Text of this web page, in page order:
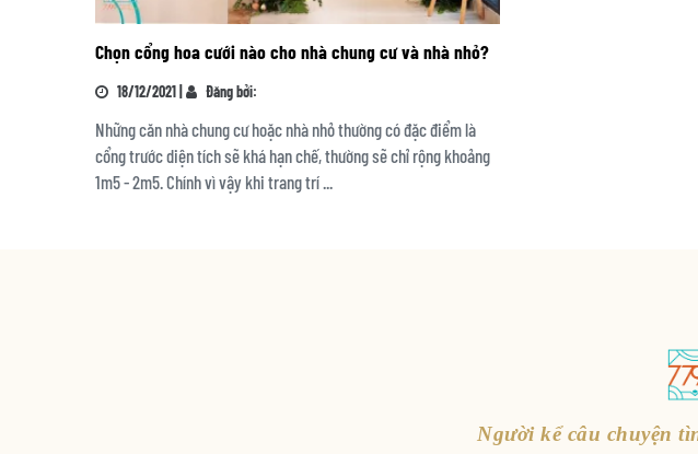
Chọn cổng hoa cưới nào cho nhà chung cư và nhà nhỏ?
18/12/2021 | Đăng bởi:
Những căn nhà chung cư hoặc nhà nhỏ thường có đặc điểm là
cổng trước diện tích sẽ khá hạn chế, thường sẽ chỉ rộng khoảng
1m5 - 2m5. Chính vì vậy khi trang trí ...
Người kể câu chuyện